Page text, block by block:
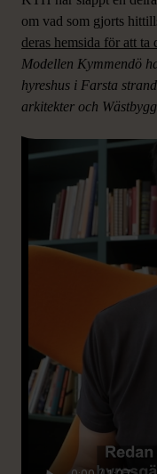
om vad som gjorts
deras hemsida för att ta
Modellen Kymmendö
hyreshus i Farsta
arkitekter och